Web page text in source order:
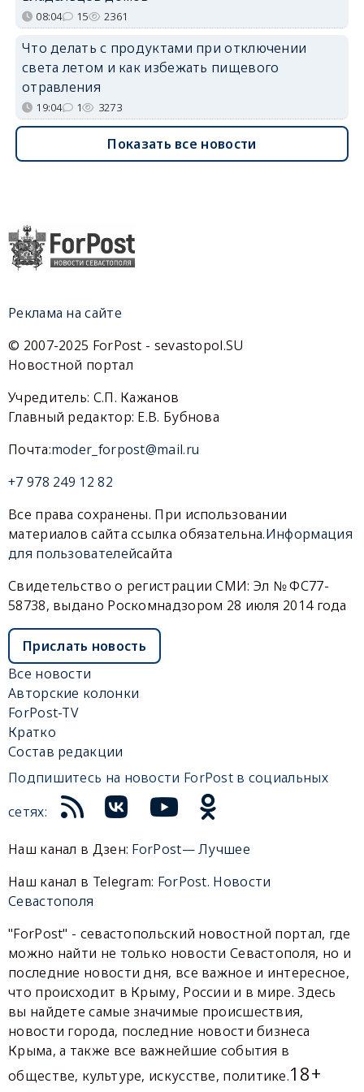
08:04 15 2361
Что делать с продуктами при отключении
света летом и как избежать пищевого
отравления
19:04 1 3273
Показать все новости
Реклама на сайте
© 2007-2025 ForPost - sevastopol.SU
Новостной портал
Учредитель: С.П. Кажанов
Главный редактор: Е.В. Бубнова
Почта:moder_forpost@mail.ru
+7 978 249 12 82
Все права сохранены. При использовании
материалов сайта ссылка обязательна.Информация
для пользователейсайта
Свидетельство о регистрации СМИ: Эл № ФС77-
58738, выдано Роскомнадзором 28 июля 2014 года
Прислать новость
Все новости
Авторские колонки
ForPost-TV
Кратко
Состав редакции
Подпишитесь на новости ForPost в социальных
сетях:
Наш канал в Дзен: ForPost— Лучшее
Наш канал в Telegram: ForPost. Новости
Севастополя
"ForPost" - севастопольский новостной портал, где
можно найти не только новости Севастополя, но и
последние новости дня, все важное и интересное,
что происходит в Крыму, России и в мире. Здесь
вы найдете самые значимые происшествия,
новости города, последние новости бизнеса
Крыма, а также все важнейшие события в
обществе, культуре, искусстве, политике.18+